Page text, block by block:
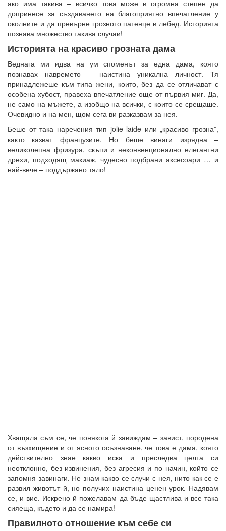
ако има такива – всичко това може в огромна степен да
допринесе за създаването на благоприятно впечатление у
околните и да превърне грозното патенце в лебед. Историята
познава множество такива случаи!
Историята на красиво грозната дама
Веднага ми идва на ум споменът за една дама, която
познавах навремето – наистина уникална личност. Тя
принадлежеше към типа жени, които, без да се отличават с
особена хубост, правеха впечатление още от първия миг. Да,
не само на мъжете, а изобщо на всички, с които се срещаше.
Очевидно и на мен, щом сега ви разказвам за нея.
Беше от така наречения тип jolie laide или „красиво грозна”,
както казват французите. Но беше винаги изрядна –
великолепна фризура, скъпи и неконвенционално елегантни
дрехи, подходящ макиаж, чудесно подбрани аксесоари … и
най-вече – поддържано тяло!
Хващала съм се, че понякога й завиждам – завист, породена
от възхищение и от ясното осъзнаване, че това е дама, която
действително знае какво иска и преследва целта си
неотклонно, без извинения, без агресия и по начин, който се
запомня завинаги. Не знам какво се случи с нея, нито как се е
развил животът й, но получих наистина ценен урок. Надявам
се, и вие. Искрено й пожелавам да бъде щастлива и все така
сияеща, където и да се намира!
Правилното отношение към себе си